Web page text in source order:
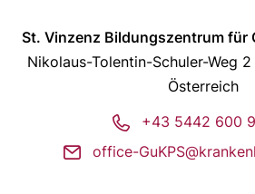
St. Vinzenz Bildungszentrum für
Nikolaus-Tolentin-Schuler-Weg 2
Österreich
phone +43 5442 600
mail office-